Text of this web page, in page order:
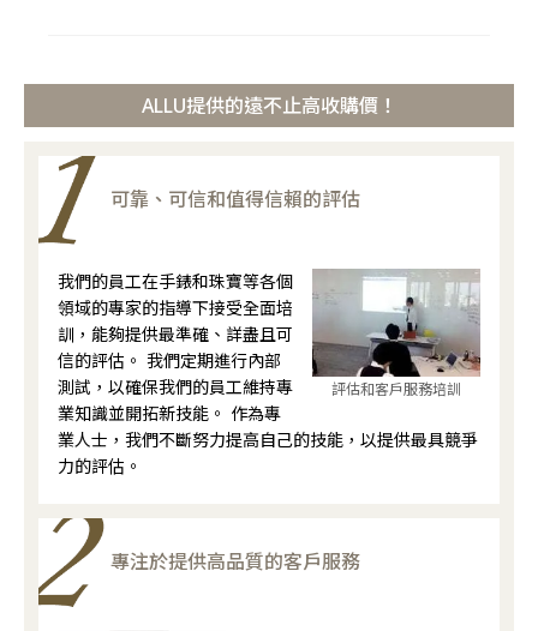
ALLU提供的遠不止高收購價！
可靠、可信和值得信賴的評估
評估和客戶服務培訓
我們的員工在手錶和珠寶等各個
領域的專家的指導下接受全面培
訓，能夠提供最準確、詳盡且可
信的評估。 我們定期進行內部
測試，以確保我們的員工維持專
業知識並開拓新技能。 作為專
業人士，我們不斷努力提高自己的技能，以提供最具競爭
力的評估。
專注於提供高品質的客戶服務